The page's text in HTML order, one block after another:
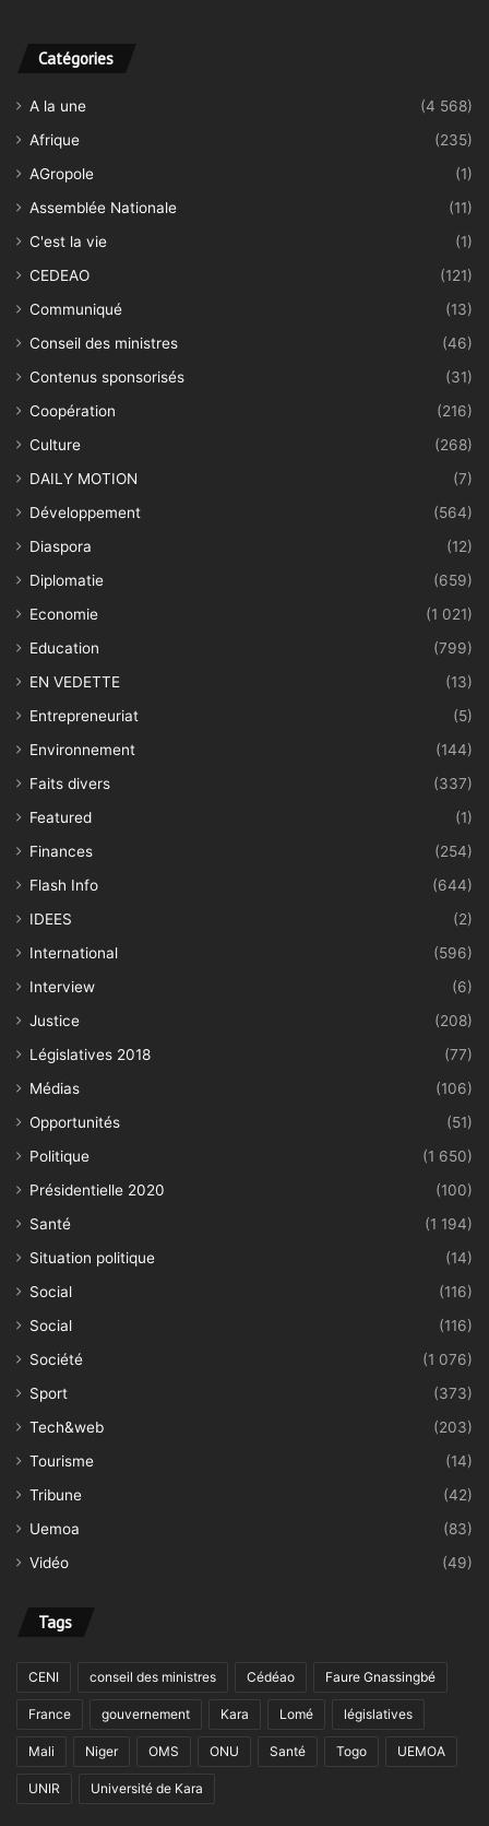
Catégories
A la une
(4 568)
Afrique
(235)
AGropole
(1)
Assemblée Nationale
(11)
C'est la vie
(1)
CEDEAO
(121)
Communiqué
(13)
Conseil des ministres
(46)
Contenus sponsorisés
(31)
Coopération
(216)
Culture
(268)
DAILY MOTION
(7)
Développement
(564)
Diaspora
(12)
Diplomatie
(659)
Economie
(1 021)
Education
(799)
EN VEDETTE
(13)
Entrepreneuriat
(5)
Environnement
(144)
Faits divers
(337)
Featured
(1)
Finances
(254)
Flash Info
(644)
IDEES
(2)
International
(596)
Interview
(6)
Justice
(208)
Législatives 2018
(77)
Médias
(106)
Opportunités
(51)
Politique
(1 650)
Présidentielle 2020
(100)
Santé
(1 194)
Situation politique
(14)
Social
(116)
Social
(116)
Société
(1 076)
Sport
(373)
Tech&web
(203)
Tourisme
(14)
Tribune
(42)
Uemoa
(83)
Vidéo
(49)
Tags
CENI conseil des ministres Cédéao Faure Gnassingbé
France gouvernement Kara Lomé législatives
Mali Niger OMS ONU Santé Togo UEMOA
UNIR Université de Kara